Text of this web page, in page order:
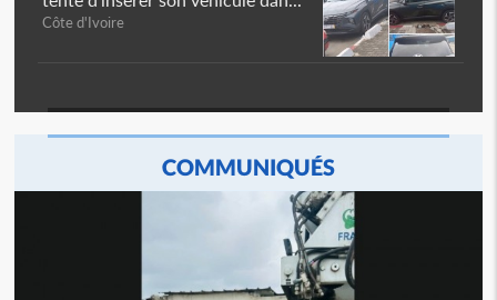
Côte d'Ivoire
COMMUNIQUÉS